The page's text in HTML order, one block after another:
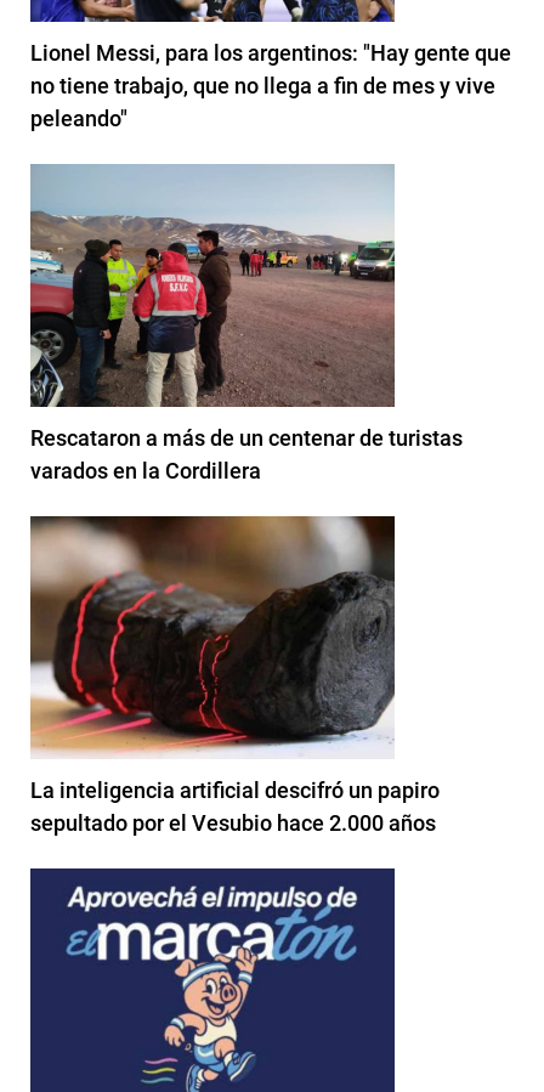
Lionel Messi, para los argentinos: "Hay gente que
no tiene trabajo, que no llega a fin de mes y vive
peleando"
Rescataron a más de un centenar de turistas
varados en la Cordillera
La inteligencia artificial descifró un papiro
sepultado por el Vesubio hace 2.000 años